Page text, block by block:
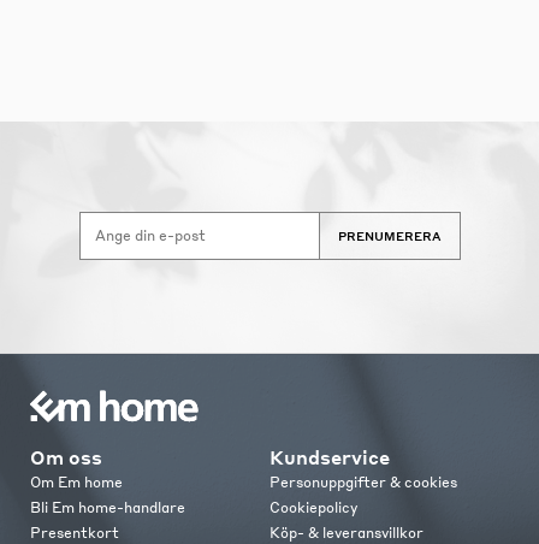
PRENUMERERA
Om oss
Om Em home
Bli Em home-handlare
Presentkort
Kundservice
Personuppgifter & cookies
Cookiepolicy
Köp- & leveransvillkor